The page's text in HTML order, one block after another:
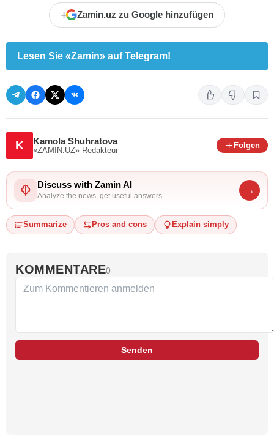
+ Zamin.uz zu Google hinzufügen
Lesen Sie «Zamin» auf Telegram!
K Kamola Shuhratova
«ZAMIN.UZ» Redakteur
Folgen
Discuss with Zamin AI
Analyze the news, get useful answers
→
Summarize Pros and cons Explain simply
KOMMENTARE0
Senden